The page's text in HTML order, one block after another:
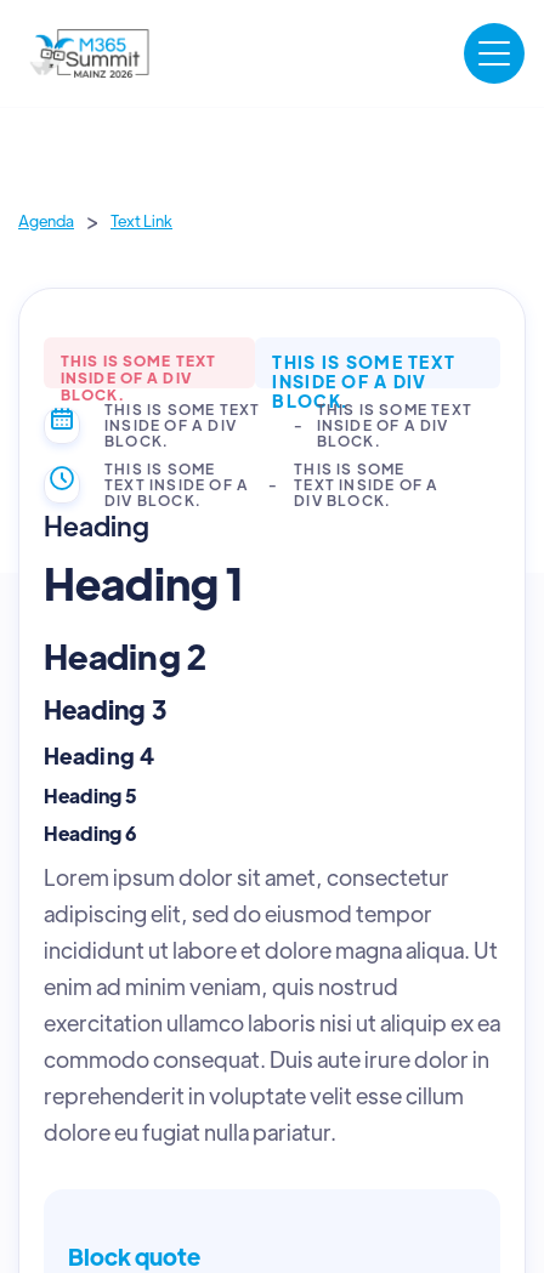
Agenda > Text Link
THIS IS SOME TEXT
INSIDE OF A DIV
BLOCK.
THIS IS SOME TEXT
INSIDE OF A DIV
BLOCK.
THIS IS SOME TEXT
INSIDE OF A DIV
BLOCK.
-
THIS IS SOME TEXT
INSIDE OF A DIV
BLOCK.
THIS IS SOME
TEXT INSIDE OF A
DIV BLOCK.
-
THIS IS SOME
TEXT INSIDE OF A
DIV BLOCK.
Heading
Heading 1
Heading 2
Heading 3
Heading 4
Heading 5
Heading 6
Lorem ipsum dolor sit amet, consectetur
adipiscing elit, sed do eiusmod tempor
incididunt ut labore et dolore magna aliqua. Ut
enim ad minim veniam, quis nostrud
exercitation ullamco laboris nisi ut aliquip ex ea
commodo consequat. Duis aute irure dolor in
reprehenderit in voluptate velit esse cillum
dolore eu fugiat nulla pariatur.
Block quote